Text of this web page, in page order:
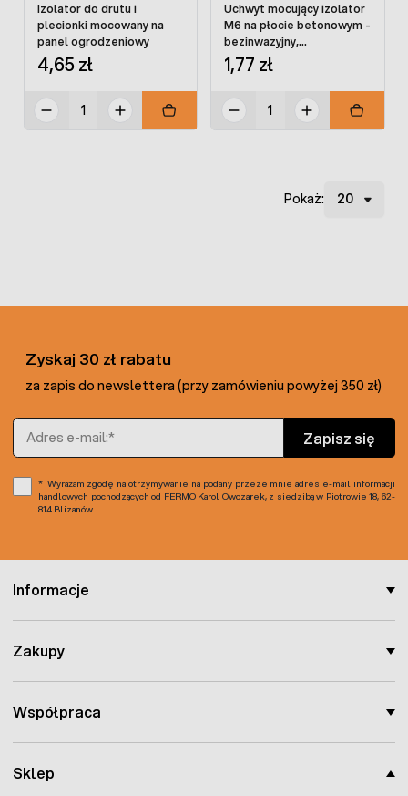
Izolator do drutu i
plecionki mocowany na
panel ogrodzeniowy
4,65 zł
Uchwyt mocujący izolator
M6 na płocie betonowym -
bezinwazyjny,
samozaciskowy
1,77 zł
Pokaż:
Sklep
Informacje
Zakupy
Współpraca
Zyskaj 30 zł rabatu
za zapis do newslettera (przy zamówieniu powyżej 350 zł)
Adres e-mail
Zapisz się
Wyrażam zgodę na otrzymywanie na podany przeze mnie adres e-mail informacji
handlowych pochodzących od FERMO Karol Owczarek, z siedzibą w Piotrowie 18, 62-
814 Blizanów.